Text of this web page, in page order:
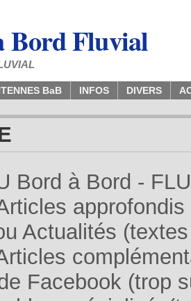
Bord Fluvial
BaB INFOS DIVERS
Bord à Bord -
Actualités
Facebook (trop